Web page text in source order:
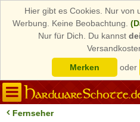
Hier gibt es Cookies. Nur von
Werbung. Keine Beobachtung.
Nur für Dich. Du kannst
Merken
oder
Fernseher